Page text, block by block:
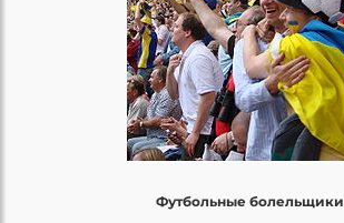
Футбольные болельщики